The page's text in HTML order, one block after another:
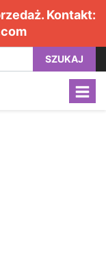
Kontakt:
SZUKAJ